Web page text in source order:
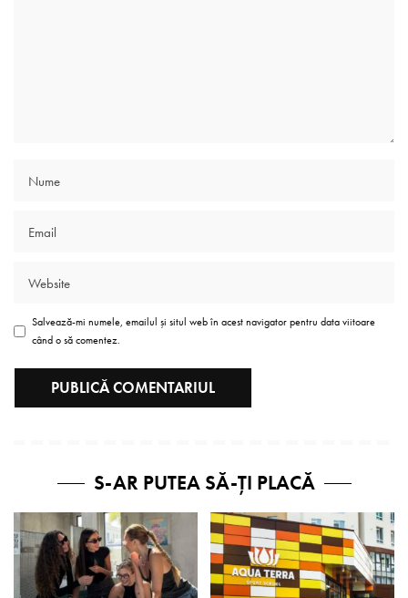
Salvează-mi numele, emailul și situl web în acest navigator pentru data viitoare
când o să comentez.
S-AR PUTEA SĂ-ȚI PLACĂ